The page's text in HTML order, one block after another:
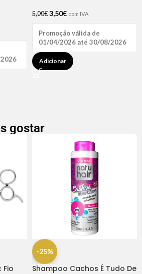
5,00€ 3,50€ com IVA
Promoção válida de
01/04/2026 até 30/08/2026
Adicionar
gostar
Fio
-25%
Shampoo Cachos É Tudo De